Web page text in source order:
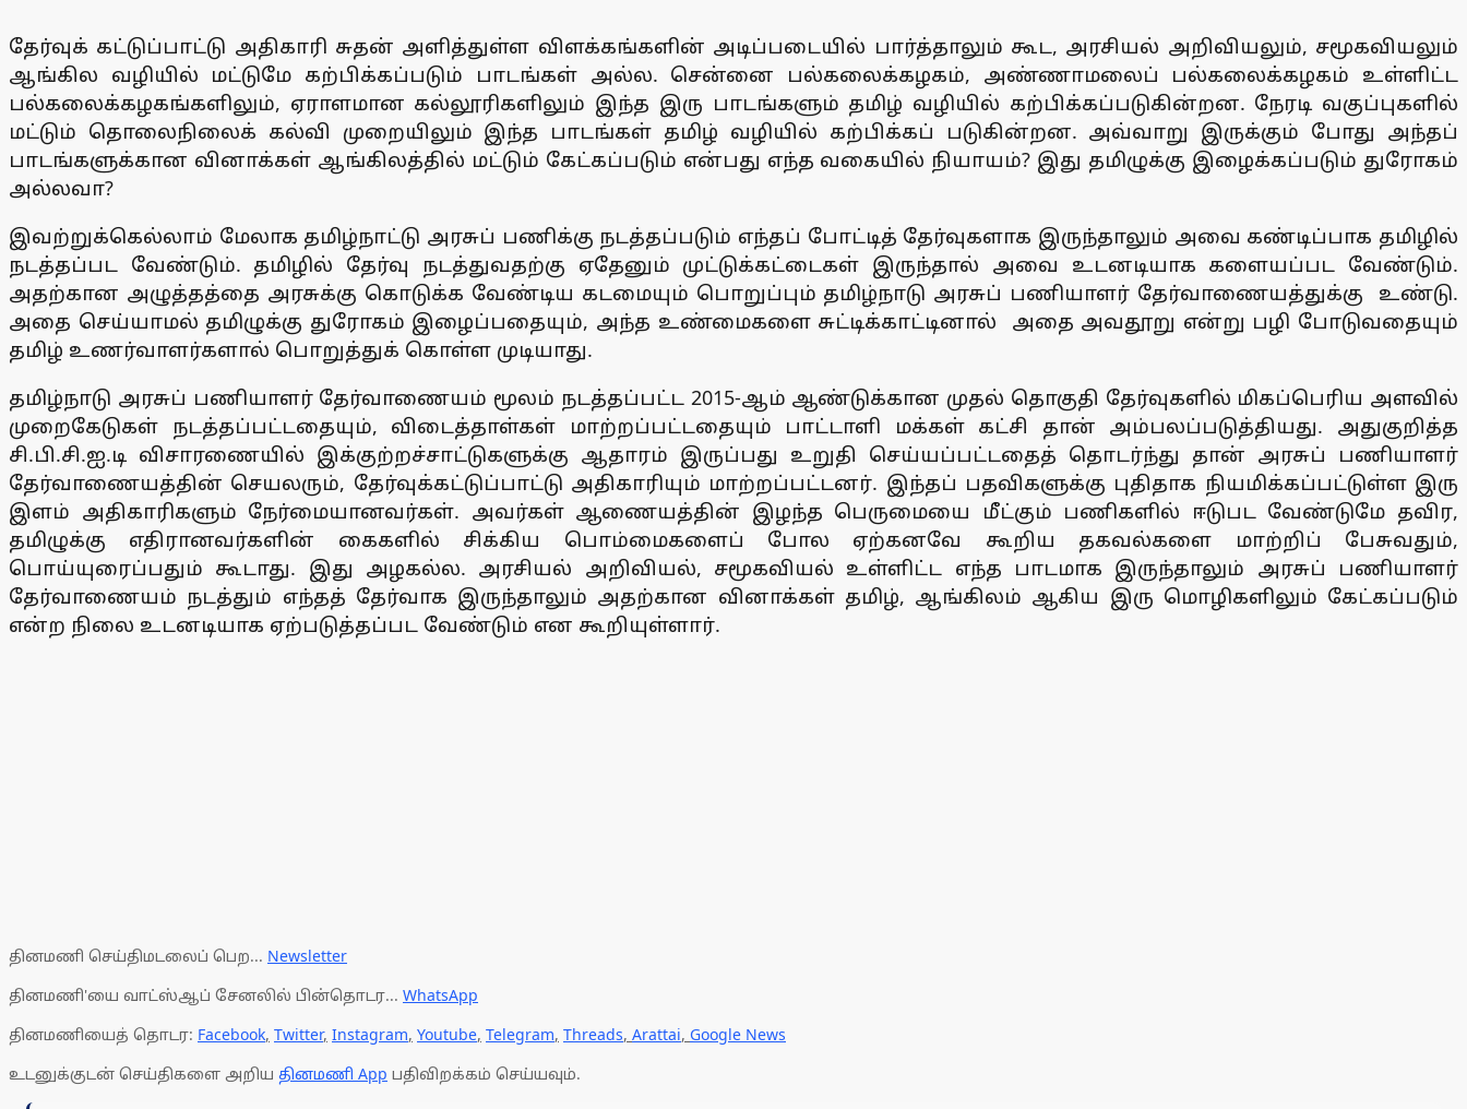
தேர்வுக் கட்டுப்பாட்டு அதிகாரி சுதன் அளித்துள்ள விளக்கங்களின் அடிப்படையில் பார்த்தாலும் கூட, அரசியல் அறிவியலும், சமூகவியலும்
ஆங்கில வழியில் மட்டுமே கற்பிக்கப்படும் பாடங்கள் அல்ல. சென்னை பல்கலைக்கழகம், அண்ணாமலைப் பல்கலைக்கழகம் உள்ளிட்ட
பல்கலைக்கழகங்களிலும், ஏராளமான கல்லூரிகளிலும் இந்த இரு பாடங்களும் தமிழ் வழியில் கற்பிக்கப்படுகின்றன. நேரடி வகுப்புகளில்
மட்டும் தொலைநிலைக் கல்வி முறையிலும் இந்த பாடங்கள் தமிழ் வழியில் கற்பிக்கப் படுகின்றன. அவ்வாறு இருக்கும் போது அந்தப்
பாடங்களுக்கான வினாக்கள் ஆங்கிலத்தில் மட்டும் கேட்கப்படும் என்பது எந்த வகையில் நியாயம்? இது தமிழுக்கு இழைக்கப்படும் துரோகம்
அல்லவா?
இவற்றுக்கெல்லாம் மேலாக தமிழ்நாட்டு அரசுப் பணிக்கு நடத்தப்படும் எந்தப் போட்டித் தேர்வுகளாக இருந்தாலும் அவை கண்டிப்பாக தமிழில்
நடத்தப்பட வேண்டும். தமிழில் தேர்வு நடத்துவதற்கு ஏதேனும் முட்டுக்கட்டைகள் இருந்தால் அவை உடனடியாக களையப்பட வேண்டும்.
அதற்கான அழுத்தத்தை அரசுக்கு கொடுக்க வேண்டிய கடமையும் பொறுப்பும் தமிழ்நாடு அரசுப் பணியாளர் தேர்வாணையத்துக்கு உண்டு.
அதை செய்யாமல் தமிழுக்கு துரோகம் இழைப்பதையும், அந்த உண்மைகளை சுட்டிக்காட்டினால் அதை அவதூறு என்று பழி போடுவதையும்
தமிழ் உணர்வாளர்களால் பொறுத்துக் கொள்ள முடியாது.
தமிழ்நாடு அரசுப் பணியாளர் தேர்வாணையம் மூலம் நடத்தப்பட்ட 2015-ஆம் ஆண்டுக்கான முதல் தொகுதி தேர்வுகளில் மிகப்பெரிய அளவில்
முறைகேடுகள் நடத்தப்பட்டதையும், விடைத்தாள்கள் மாற்றப்பட்டதையும் பாட்டாளி மக்கள் கட்சி தான் அம்பலப்படுத்தியது. அதுகுறித்த
சி.பி.சி.ஐ.டி விசாரணையில் இக்குற்றச்சாட்டுகளுக்கு ஆதாரம் இருப்பது உறுதி செய்யப்பட்டதைத் தொடர்ந்து தான் அரசுப் பணியாளர்
தேர்வாணையத்தின் செயலரும், தேர்வுக்கட்டுப்பாட்டு அதிகாரியும் மாற்றப்பட்டனர். இந்தப் பதவிகளுக்கு புதிதாக நியமிக்கப்பட்டுள்ள இரு
இளம் அதிகாரிகளும் நேர்மையானவர்கள். அவர்கள் ஆணையத்தின் இழந்த பெருமையை மீட்கும் பணிகளில் ஈடுபட வேண்டுமே தவிர,
தமிழுக்கு எதிரானவர்களின் கைகளில் சிக்கிய பொம்மைகளைப் போல ஏற்கனவே கூறிய தகவல்களை மாற்றிப் பேசுவதும்,
பொய்யுரைப்பதும் கூடாது. இது அழகல்ல. அரசியல் அறிவியல், சமூகவியல் உள்ளிட்ட எந்த பாடமாக இருந்தாலும் அரசுப் பணியாளர்
தேர்வாணையம் நடத்தும் எந்தத் தேர்வாக இருந்தாலும் அதற்கான வினாக்கள் தமிழ், ஆங்கிலம் ஆகிய இரு மொழிகளிலும் கேட்கப்படும்
என்ற நிலை உடனடியாக ஏற்படுத்தப்பட வேண்டும் என கூறியுள்ளார்.
தினமணி செய்திமடலைப் பெற... Newsletter
தினமணி'யை வாட்ஸ்ஆப் சேனலில் பின்தொடர... WhatsApp
தினமணியைத் தொடர: Facebook, Twitter, Instagram, Youtube, Telegram, Threads, Arattai, Google News
உடனுக்குடன் செய்திகளை அறிய தினமணி App பதிவிறக்கம் செய்யவும்.